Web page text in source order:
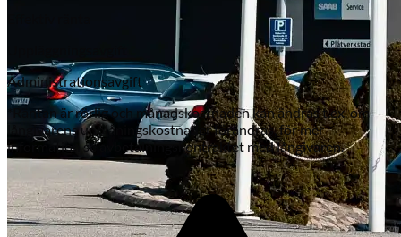
Administrationsavgift
*Räntan är rörlig och månadskostnaden kan ändras t.ex. om
långivarens upplåningskostnader förändras, för mer
information se avbetalningskontraktet med långivaren.